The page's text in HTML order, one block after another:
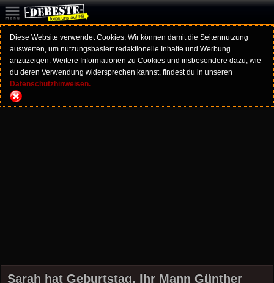
Diese Website verwendet Cookies. Wir können damit die Seitennutzung
auswerten, um nutzungsbasiert redaktionelle Inhalte und Werbung
anzuzeigen. Weitere Informationen zu Cookies und insbesondere dazu, wie
du deren Verwendung widersprechen kannst, findest du in unseren
Datenschutzhinweisen.
Sarah hat Geburtstag. Ihr Mann Günther